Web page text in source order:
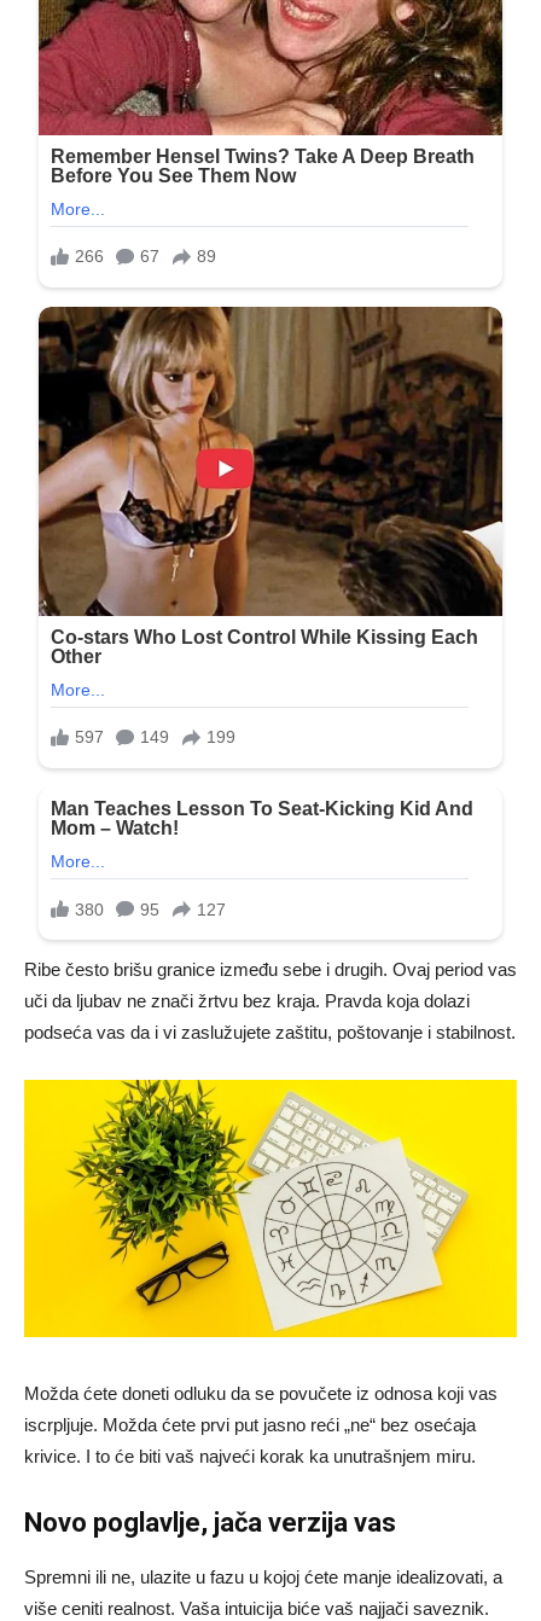
Ribe često brišu granice između sebe i drugih. Ovaj period vas
uči da ljubav ne znači žrtvu bez kraja. Pravda koja dolazi
podseća vas da i vi zaslužujete zaštitu, poštovanje i stabilnost.
Možda ćete doneti odluku da se povučete iz odnosa koji vas
iscrpljuje. Možda ćete prvi put jasno reći „ne“ bez osećaja
krivice. I to će biti vaš najveći korak ka unutrašnjem miru.
Novo poglavlje, jača verzija vas
Spremni ili ne, ulazite u fazu u kojoj ćete manje idealizovati, a
više ceniti realnost. Vaša intuicija biće vaš najjači saveznik.